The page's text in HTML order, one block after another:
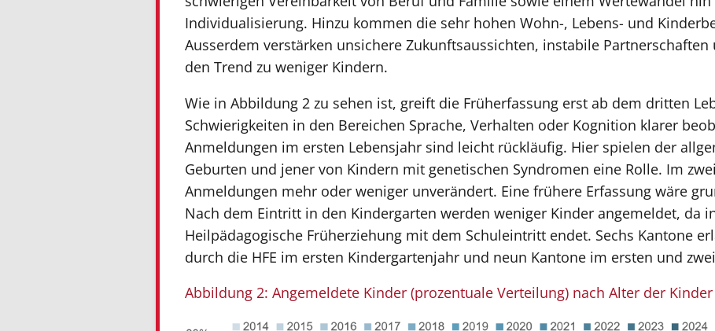
Individualisierung. Hinzu kommen die sehr hohen Wohn-, Lebens- und
Ausserdem verstärken unsichere Zukunftsaussichten, instabile
den Trend zu weniger Kindern.
Wie in Abbildung 2 zu sehen ist, greift die Früherfassung erst ab dem dritten
Schwierigkeiten in den Bereichen Sprache, Verhalten oder Kognition klarer
Anmeldungen im ersten Lebensjahr sind leicht rückläufig. Hier spielen der
Geburten und jener von Kindern mit genetischen Syndromen eine Rolle. Im
Anmeldungen mehr oder weniger unverändert. Eine frühere Erfassung wäre
Nach dem Eintritt in den Kindergarten werden weniger Kinder angemeldet, da
Heilpädagogische Früherziehung mit dem Schuleintritt endet. Sechs Kantone
durch die HFE im ersten Kindergartenjahr und neun Kantone im ersten und
Abbildung 2: Angemeldete Kinder (prozentuale Verteilung) nach Alter der Kinder